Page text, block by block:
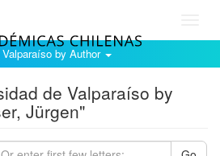
by Author
de Valparaíso by
Jürgen"